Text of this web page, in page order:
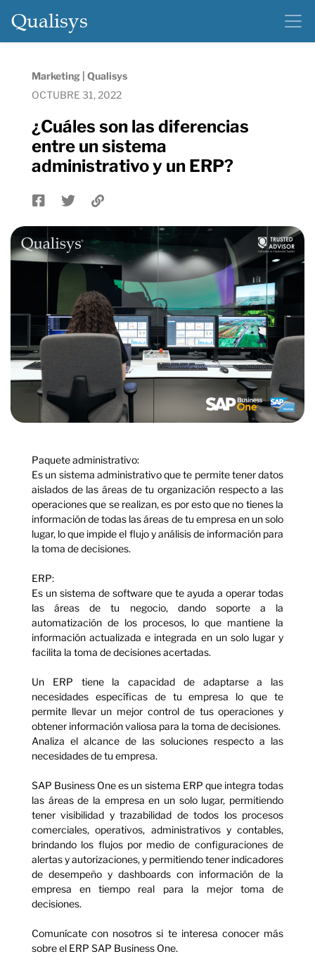
Qualisys
Marketing | Qualisys
OCTUBRE 31, 2022
¿Cuáles son las diferencias
entre un sistema
administrativo y un ERP?
Paquete administrativo:
Es un sistema administrativo que te permite tener datos
aislados de las áreas de tu organización respecto a las
operaciones que se realizan, es por esto que no tienes la
información de todas las áreas de tu empresa en un solo
lugar, lo que impide el flujo y análisis de información para
la toma de decisiones.
ERP:
Es un sistema de software que te ayuda a operar todas
las áreas de tu negocio, dando soporte a la
automatización de los procesos, lo que mantiene la
información actualizada e integrada en un solo lugar y
facilita la toma de decisiones acertadas.
Un ERP tiene la capacidad de adaptarse a las
necesidades específicas de tu empresa lo que te
permite llevar un mejor control de tus operaciones y
obtener información valiosa para la toma de decisiones.
Analiza el alcance de las soluciones respecto a las
necesidades de tu empresa.
SAP Business One es un sistema ERP que integra todas
las áreas de la empresa en un solo lugar, permitiendo
tener visibilidad y trazabilidad de todos los procesos
comerciales, operativos, administrativos y contables,
brindando los flujos por medio de configuraciones de
alertas y autorizaciones, y permitiendo tener indicadores
de desempeño y dashboards con información de la
empresa en tiempo real para la mejor toma de
decisiones.
Comunícate con nosotros si te interesa conocer más
sobre el ERP SAP Business One.